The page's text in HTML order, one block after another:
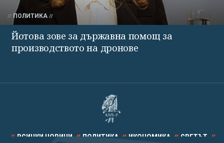
ПОЛИТИКА
Йотова зове за държавна помощ за
производството на дронове
ВСИЧКИ НОВИНИ ПОЛИТИКА ИКОНОМИКА СВЕТЪТ